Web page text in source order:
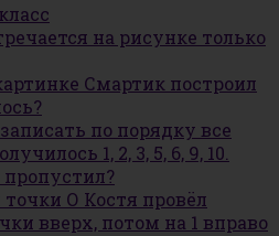
на рисунке только
Смартик построил
по порядку все
1, 2, 3, 5, 6, 9, 10.
пропустил?
О Костя провёл
вверх, потом на 1 вправо